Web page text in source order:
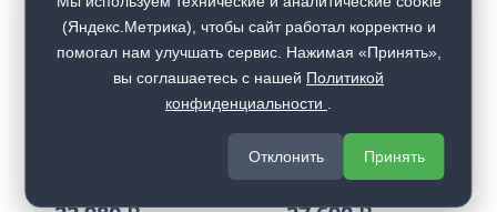
Межкомнатная дверь
Renaissance Франческо 5
Межкомнатная дверь
Renaissance Франческо 6
Купить
(Яндекс.Метрика), чтобы сайт работал корректно и
помогал нам улучшать сервис. Нажимая «Принять»,
вы соглашаетесь с нашей Политикой
конфиденциальности
Отклонить Принять